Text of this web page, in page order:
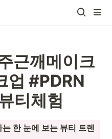
근깨메이크
업 #PDRN
티체험
한 눈에 보는 뷰티 트렌